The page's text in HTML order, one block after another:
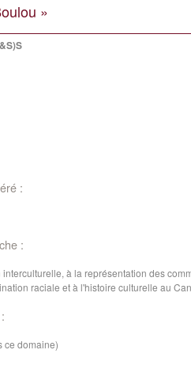
»
:
:
à la représentation des
raciale et à l'histoire culturelle au
ce domaine)